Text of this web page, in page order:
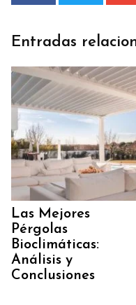
Entradas
Las Mejores
Pérgolas
Bioclimáticas:
Análisis y
Conclusiones